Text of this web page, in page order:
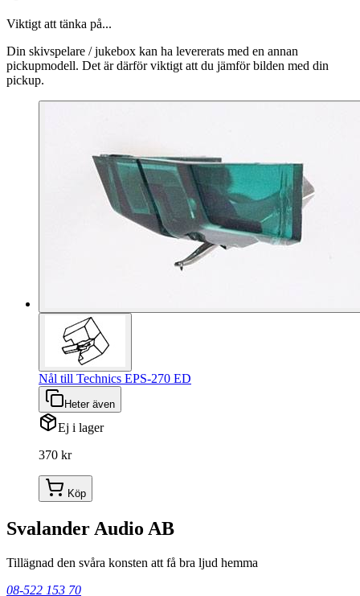
Viktigt att tänka på...
Din skivspelare / jukebox kan ha levererats med en annan
pickupmodell. Det är därför viktigt att du jämför bilden med din
pickup.
Nål till Technics EPS-270 ED
Heter även
Ej i lager
370 kr
Köp
Svalander Audio AB
Tillägnad den svåra konsten att få bra ljud hemma
08-522 153 70